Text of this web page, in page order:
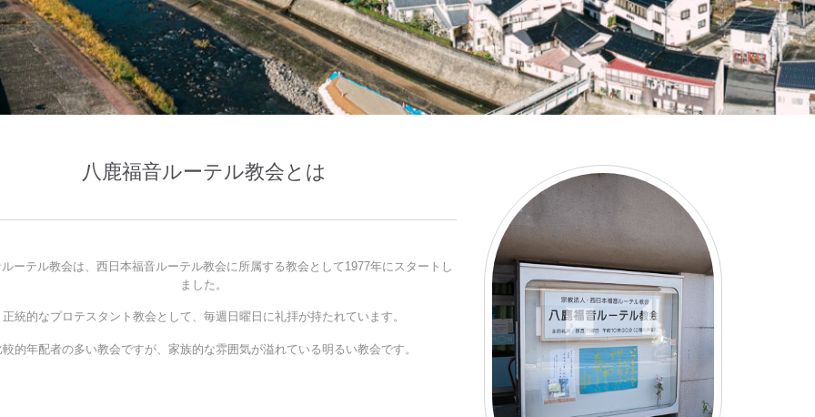
八鹿福音ルーテル教会とは
ーテル教会は、西日本福音ルーテル教会に所属する教会として1977年にスタートし
ました。
正統的なプロテスタント教会として、毎週日曜日に礼拝が持たれています。
較的年配者の多い教会ですが、家族的な雰囲気が溢れている明るい教会です。